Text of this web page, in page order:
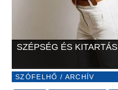
SZÉPSÉG ÉS KITARTÁS
SZÓFELHŐ / ARCHÍV